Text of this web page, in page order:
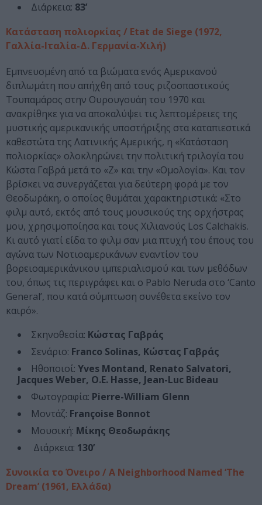
Διάρκεια: 83’
Κατάσταση πολιορκίας / Etat de Siege (1972,
Γαλλία-Ιταλία-Δ. Γερμανία-Χιλή)
Εμπνευσμένη από τα βιώματα ενός Αμερικανού
διπλωμάτη που απήχθη από τους ριζοσπαστικούς
Τουπαμάρος στην Ουρουγουάη του 1970 και
ανακρίθηκε για να αποκαλύψει τις λεπτομέρειες της
μυστικής αμερικανικής υποστήριξης στα καταπιεστικά
καθεστώτα της Λατινικής Αμερικής, η «Κατάσταση
πολιορκίας» ολοκληρώνει την πολιτική τριλογία του
Κώστα Γαβρά μετά το «Ζ» και την «Ομολογία». Και τον
βρίσκει να συνεργάζεται για δεύτερη φορά με τον
Θεοδωράκη, ο οποίος θυμάται χαρακτηριστικά: «Στο
φιλμ αυτό, εκτός από τους μουσικούς της ορχήστρας
μου, χρησιμοποίησα και τους Χιλιανούς Los Calchakis.
Κι αυτό γιατί είδα το φιλμ σαν μια πτυχή του έπους του
αγώνα των Νοτιοαμερικάνων εναντίον του
βορειοαμερικάνικου ιμπεριαλισμού και των μεθόδων
του, όπως τις περιγράφει και ο Pablo Neruda στο ‘Canto
General’, που κατά σύμπτωση συνέθετα εκείνο τον
καιρό».
Σκηνοθεσία: Κώστας Γαβράς
Σενάριο: Franco Solinas, Κώστας Γαβράς
Ηθοποιοί: Yves Montand, Renato Salvatori,
Jacques Weber, O.E. Hasse, Jean-Luc Bideau
Φωτογραφία: Pierre-William Glenn
Μοντάζ: Françoise Bonnot
Μουσική: Μίκης Θεοδωράκης
Διάρκεια: 130’
Συνοικία το Όνειρο / A Neighborhood Named ‘The
Dream’ (1961, Ελλάδα)